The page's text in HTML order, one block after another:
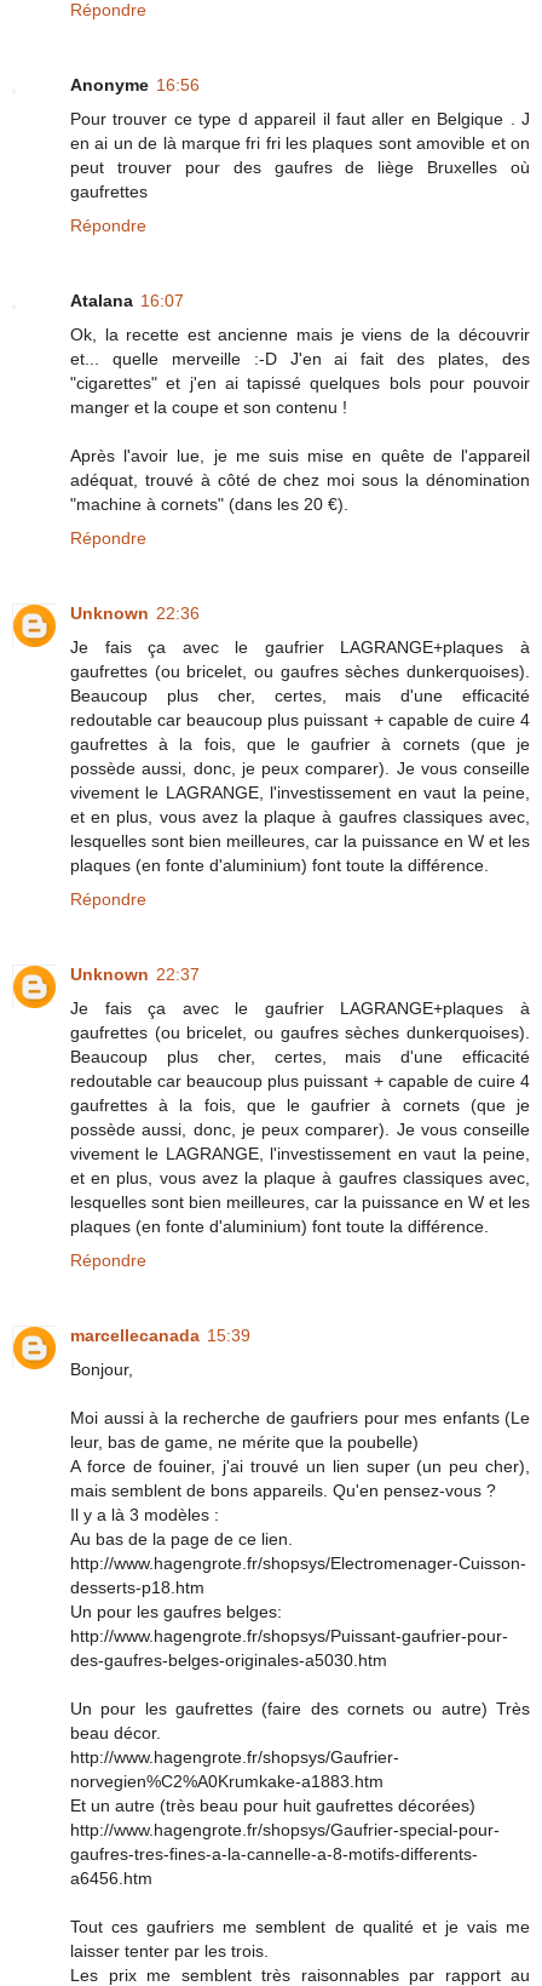
Répondre
Anonyme 16:56
Pour trouver ce type d appareil il faut aller en Belgique . J
en ai un de là marque fri fri les plaques sont amovible et on
peut trouver pour des gaufres de liège Bruxelles où
gaufrettes
Répondre
Atalana 16:07
Ok, la recette est ancienne mais je viens de la découvrir
et... quelle merveille :-D J'en ai fait des plates, des
"cigarettes" et j'en ai tapissé quelques bols pour pouvoir
manger et la coupe et son contenu !
Après l'avoir lue, je me suis mise en quête de l'appareil
adéquat, trouvé à côté de chez moi sous la dénomination
"machine à cornets" (dans les 20 €).
Répondre
Unknown 22:36
Je fais ça avec le gaufrier LAGRANGE+plaques à
gaufrettes (ou bricelet, ou gaufres sèches dunkerquoises).
Beaucoup plus cher, certes, mais d'une efficacité
redoutable car beaucoup plus puissant + capable de cuire 4
gaufrettes à la fois, que le gaufrier à cornets (que je
possède aussi, donc, je peux comparer). Je vous conseille
vivement le LAGRANGE, l'investissement en vaut la peine,
et en plus, vous avez la plaque à gaufres classiques avec,
lesquelles sont bien meilleures, car la puissance en W et les
plaques (en fonte d'aluminium) font toute la différence.
Répondre
Unknown 22:37
Je fais ça avec le gaufrier LAGRANGE+plaques à
gaufrettes (ou bricelet, ou gaufres sèches dunkerquoises).
Beaucoup plus cher, certes, mais d'une efficacité
redoutable car beaucoup plus puissant + capable de cuire 4
gaufrettes à la fois, que le gaufrier à cornets (que je
possède aussi, donc, je peux comparer). Je vous conseille
vivement le LAGRANGE, l'investissement en vaut la peine,
et en plus, vous avez la plaque à gaufres classiques avec,
lesquelles sont bien meilleures, car la puissance en W et les
plaques (en fonte d'aluminium) font toute la différence.
Répondre
marcellecanada 15:39
Bonjour,
Moi aussi à la recherche de gaufriers pour mes enfants (Le
leur, bas de game, ne mérite que la poubelle)
A force de fouiner, j'ai trouvé un lien super (un peu cher),
mais semblent de bons appareils. Qu'en pensez-vous ?
Il y a là 3 modèles :
Au bas de la page de ce lien.
http://www.hagengrote.fr/shopsys/Electromenager-Cuisson-
desserts-p18.htm
Un pour les gaufres belges:
http://www.hagengrote.fr/shopsys/Puissant-gaufrier-pour-
des-gaufres-belges-originales-a5030.htm
Un pour les gaufrettes (faire des cornets ou autre) Très
beau décor.
http://www.hagengrote.fr/shopsys/Gaufrier-
norvegien%C2%A0Krumkake-a1883.htm
Et un autre (très beau pour huit gaufrettes décorées)
http://www.hagengrote.fr/shopsys/Gaufrier-special-pour-
gaufres-tres-fines-a-la-cannelle-a-8-motifs-differents-
a6456.htm
Tout ces gaufriers me semblent de qualité et je vais me
laisser tenter par les trois.
Les prix me semblent très raisonnables par rapport au